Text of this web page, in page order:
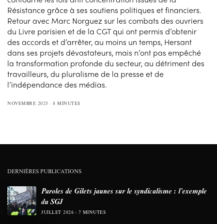
Résistance grâce à ses soutiens politiques et financiers.
Retour avec Marc Norguez sur les combats des ouvriers
du Livre parisien et de la CGT qui ont permis d’obtenir
des accords et d’arrêter, au moins un temps, Hersant
dans ses projets dévastateurs, mais n’ont pas empêché
la transformation profonde du secteur, au détriment des
travailleurs, du pluralisme de la presse et de
l’indépendance des médias.
NOVEMBRE 2025 8 MINUTES
DERNIÈRES PUBLICATIONS
Paroles de Gilets jaunes sur le syndicalisme : l’exemple
du SGJ
JUILLET 2026 7 MINUTES